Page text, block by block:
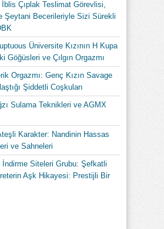
Çıplak Teslimat Görevlisi,
Şeytani Becerileriyle Sizi Sürekli
Üniversite Kızının H Kupa
Göğüsleri ve Çılgın Orgazmı
Orgazmı: Genç Kızın Savage
Şiddetli Coşkuları
Sulama Teknikleri ve AGMX
Karakter: Nandinin Hassas
ve Sahneleri
Siteleri Grubu: Şefkatli
Aşk Hikayesi: Prestijli Bir